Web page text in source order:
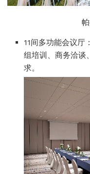
11间多功能会议厅
组培训、商务洽谈
求。